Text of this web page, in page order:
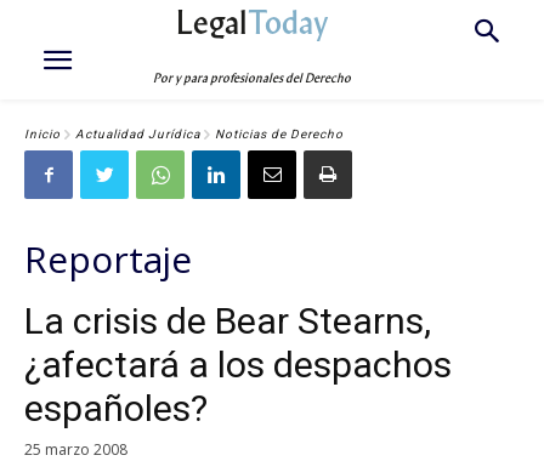
LegalToday
Por y para profesionales del Derecho
Inicio Actualidad Jurídica Noticias de Derecho
Reportaje
La crisis de Bear Stearns,
¿afectará a los despachos
españoles?
25 marzo 2008